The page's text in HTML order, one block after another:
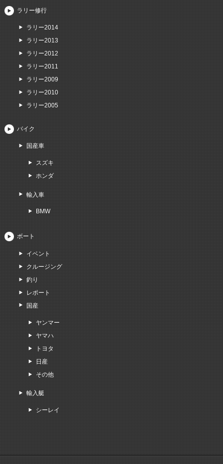
ラリー修行
ラリー2014
ラリー2013
ラリー2012
ラリー2011
ラリー2009
ラリー2010
ラリー2005
バイク
国産車
スズキ
ホンダ
輸入車
BMW
ボート
イベント
クルージング
釣り
レポート
国産
ヤンマー
ヤマハ
トヨタ
日産
その他
輸入艇
シーレイ